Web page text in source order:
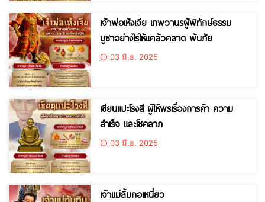
เจ้าพ่อเห้งเจีย เทพวานรผู้พิทักษ์ธรรม
บูชาอย่างไรให้แคล้วคลาด พ้นภัย
03 มิ.ย. 2025
เซียนแปะโรงสี ผู้ให้พรเรื่องการค้า ความ
สำเร็จ และโชคลาภ
03 มิ.ย. 2025
เจ้าแม่ลิ้มกอเหนี่ยว